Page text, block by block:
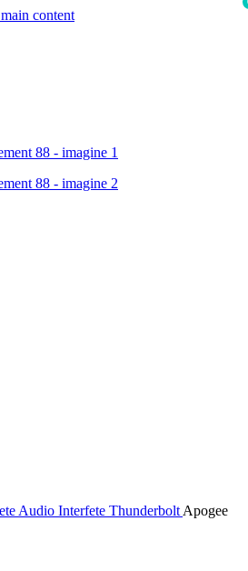
content
Audio Interfete Thunderbolt Apogee